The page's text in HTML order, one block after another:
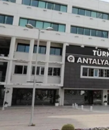
operasyo
n: 14
gözaltı